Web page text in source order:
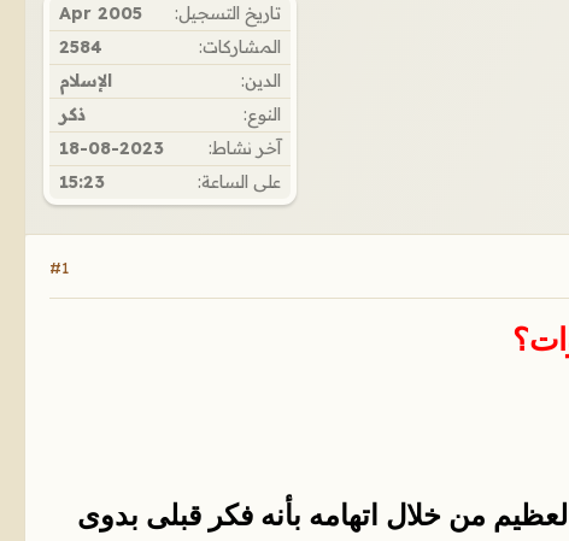
تاريخ التسجيل:
Apr 2005
المشاركات:
2584
الدين:
الإسلام
النوع:
ذكر
آخر نشاط:
18-08-2023
على الساعة:
15:23
#1
من خلال اتهامه بأنه فكر قبلى بدوى